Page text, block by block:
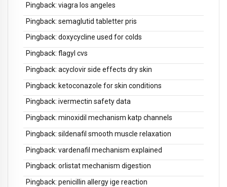
Pingback: viagra los angeles
Pingback: semaglutid tabletter pris
Pingback: doxycycline used for colds
Pingback: flagyl cvs
Pingback: acyclovir side effects dry skin
Pingback: ketoconazole for skin conditions
Pingback: ivermectin safety data
Pingback: minoxidil mechanism katp channels
Pingback: sildenafil smooth muscle relaxation
Pingback: vardenafil mechanism explained
Pingback: orlistat mechanism digestion
Pingback: penicillin allergy ige reaction